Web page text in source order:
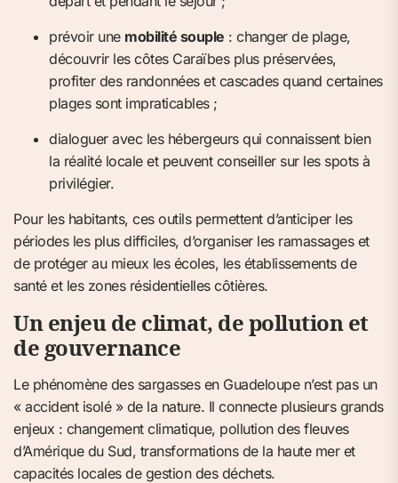
prévoir une mobilité souple : changer de plage,
découvrir les côtes Caraïbes plus préservées,
profiter des randonnées et cascades quand certaines
plages sont impraticables ;
dialoguer avec les hébergeurs qui connaissent bien
la réalité locale et peuvent conseiller sur les spots à
privilégier.
Pour les habitants, ces outils permettent d’anticiper les
périodes les plus difficiles, d’organiser les ramassages et
de protéger au mieux les écoles, les établissements de
santé et les zones résidentielles côtières.
Un enjeu de climat, de pollution et
de gouvernance
Le phénomène des sargasses en Guadeloupe n’est pas un
« accident isolé » de la nature. Il connecte plusieurs grands
enjeux : changement climatique, pollution des fleuves
d’Amérique du Sud, transformations de la haute mer et
capacités locales de gestion des déchets.